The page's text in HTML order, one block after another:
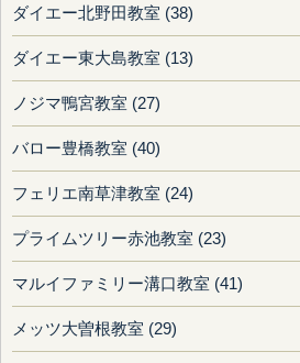
ダイエー北野田教室 (38)
ダイエー東大島教室 (13)
ノジマ鴨宮教室 (27)
バロー豊橋教室 (40)
フェリエ南草津教室 (24)
プライムツリー赤池教室 (23)
マルイファミリー溝口教室 (41)
メッツ大曽根教室 (29)